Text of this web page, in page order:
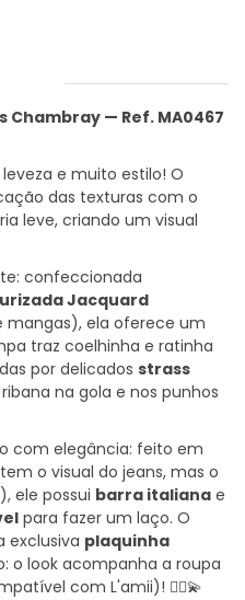
Chambray — Ref. MA0467
e muito estilo! O
das texturas com o
leve, criando um visual
confeccionada
Jacquard
mangas), ela oferece um
traz coelhinha e ratinha
por delicados strass
na gola e nos punhos
com elegância: feito em
o visual do jeans, mas o
ele possui barra italiana e
para fazer um laço. O
exclusiva plaquinha
o look acompanha a roupa
com L'amii)! 👯‍♀️💫